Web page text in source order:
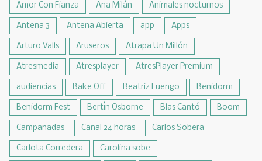
Amor Con Fianza Ana Milán Animales nocturnos
Antena 3 Antena Abierta app Apps
Arturo Valls Aruseros Atrapa Un Millón
Atresmedia Atresplayer AtresPlayer Premium
audiencias Bake Off Beatriz Luengo Benidorm
Benidorm Fest Bertín Osborne Blas Cantó Boom
Campanadas Canal 24 horas Carlos Sobera
Carlota Corredera Carolina sobe